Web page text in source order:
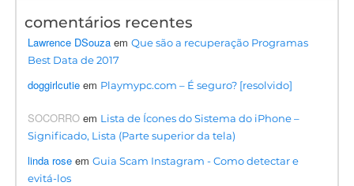
comentários recentes
Lawrence DSouza emQue são a recuperação Programas
Best Data de 2017
doggirlcutie em Playmypc.com – É seguro? [resolvido]
SOCORRO em Lista de Ícones do Sistema do iPhone –
Significado, Lista (Parte superior da tela)
linda rose emGuia Scam Instagram - Como detectar e
evitá-los